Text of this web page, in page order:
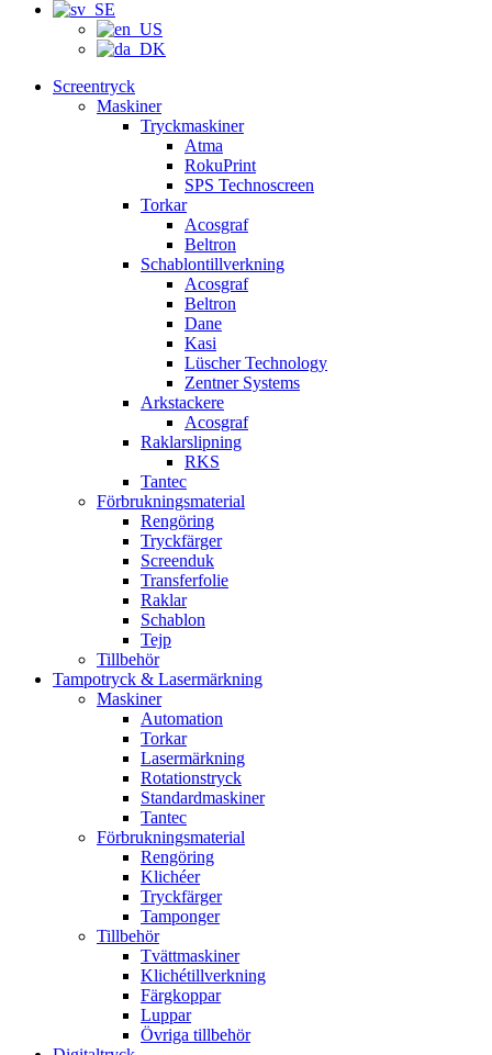
Screentryck
Maskiner
Tryckmaskiner
Atma
RokuPrint
SPS Technoscreen
Torkar
Acosgraf
Beltron
Schablontillverkning
Acosgraf
Beltron
Dane
Kasi
Lüscher Technology
Zentner Systems
Arkstackere
Acosgraf
Raklarslipning
RKS
Tantec
Förbrukningsmaterial
Rengöring
Tryckfärger
Screenduk
Transferfolie
Raklar
Schablon
Tejp
Tillbehör
Tampotryck & Lasermärkning
Maskiner
Automation
Torkar
Lasermärkning
Rotationstryck
Standardmaskiner
Tantec
Förbrukningsmaterial
Rengöring
Klichéer
Tryckfärger
Tamponger
Tillbehör
Tvättmaskiner
Klichétillverkning
Färgkoppar
Luppar
Övriga tillbehör